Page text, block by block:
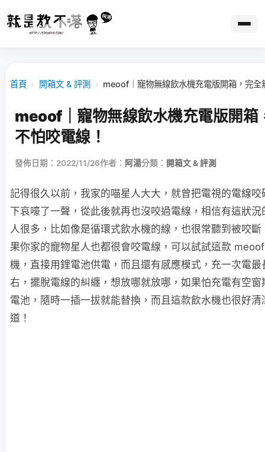
首頁 › 開箱文 & 評測 › meoof｜寵物無線飲水機充電版開箱，完全
meoof｜寵物無線飲水機充電版開箱
不怕咬電線！
發佈日期：2022/11/26作者： 阿湯分類： 開箱文 & 評測
記得很久以前，我家的喵星人大大，就曾把電視的電線咬
下哀嚎了一聲，從此後就再也沒咬過電線，相信有這狀
人很多，比如像是循環式飲水機的線，也很常聽到被咬
果你家的寵物星人也都很會咬電線，可以試試這款
機，直接用鋰電池供電，而且還有感應模式，充一次電
右，擺脫電線的糾纏，想放哪就放哪，如果怕充電有空窗
電池，隨時一插一拔就能替換，而且這款飲水機也很好
道！